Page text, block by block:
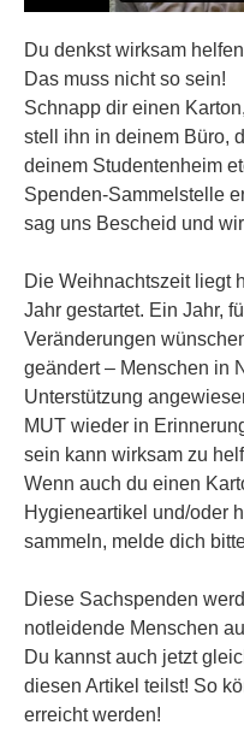
Du denkst wirksam
Das muss nicht so sein!
Schnapp dir einen
stell ihn in deinem Büro,
deinem Studentenheim
Spenden-Sammelstelle
sag uns Bescheid und
Die Weihnachtszeit liegt
Jahr gestartet. Ein Jahr,
Veränderungen
geändert – Menschen in
Unterstützung
MUT wieder in
sein kann wirksam zu
Wenn auch du einen
Hygieneartikel und/oder
sammeln, melde dich
Diese Sachspenden
notleidende Menschen
Du kannst auch jetzt
diesen Artikel teilst! So
erreicht werden!